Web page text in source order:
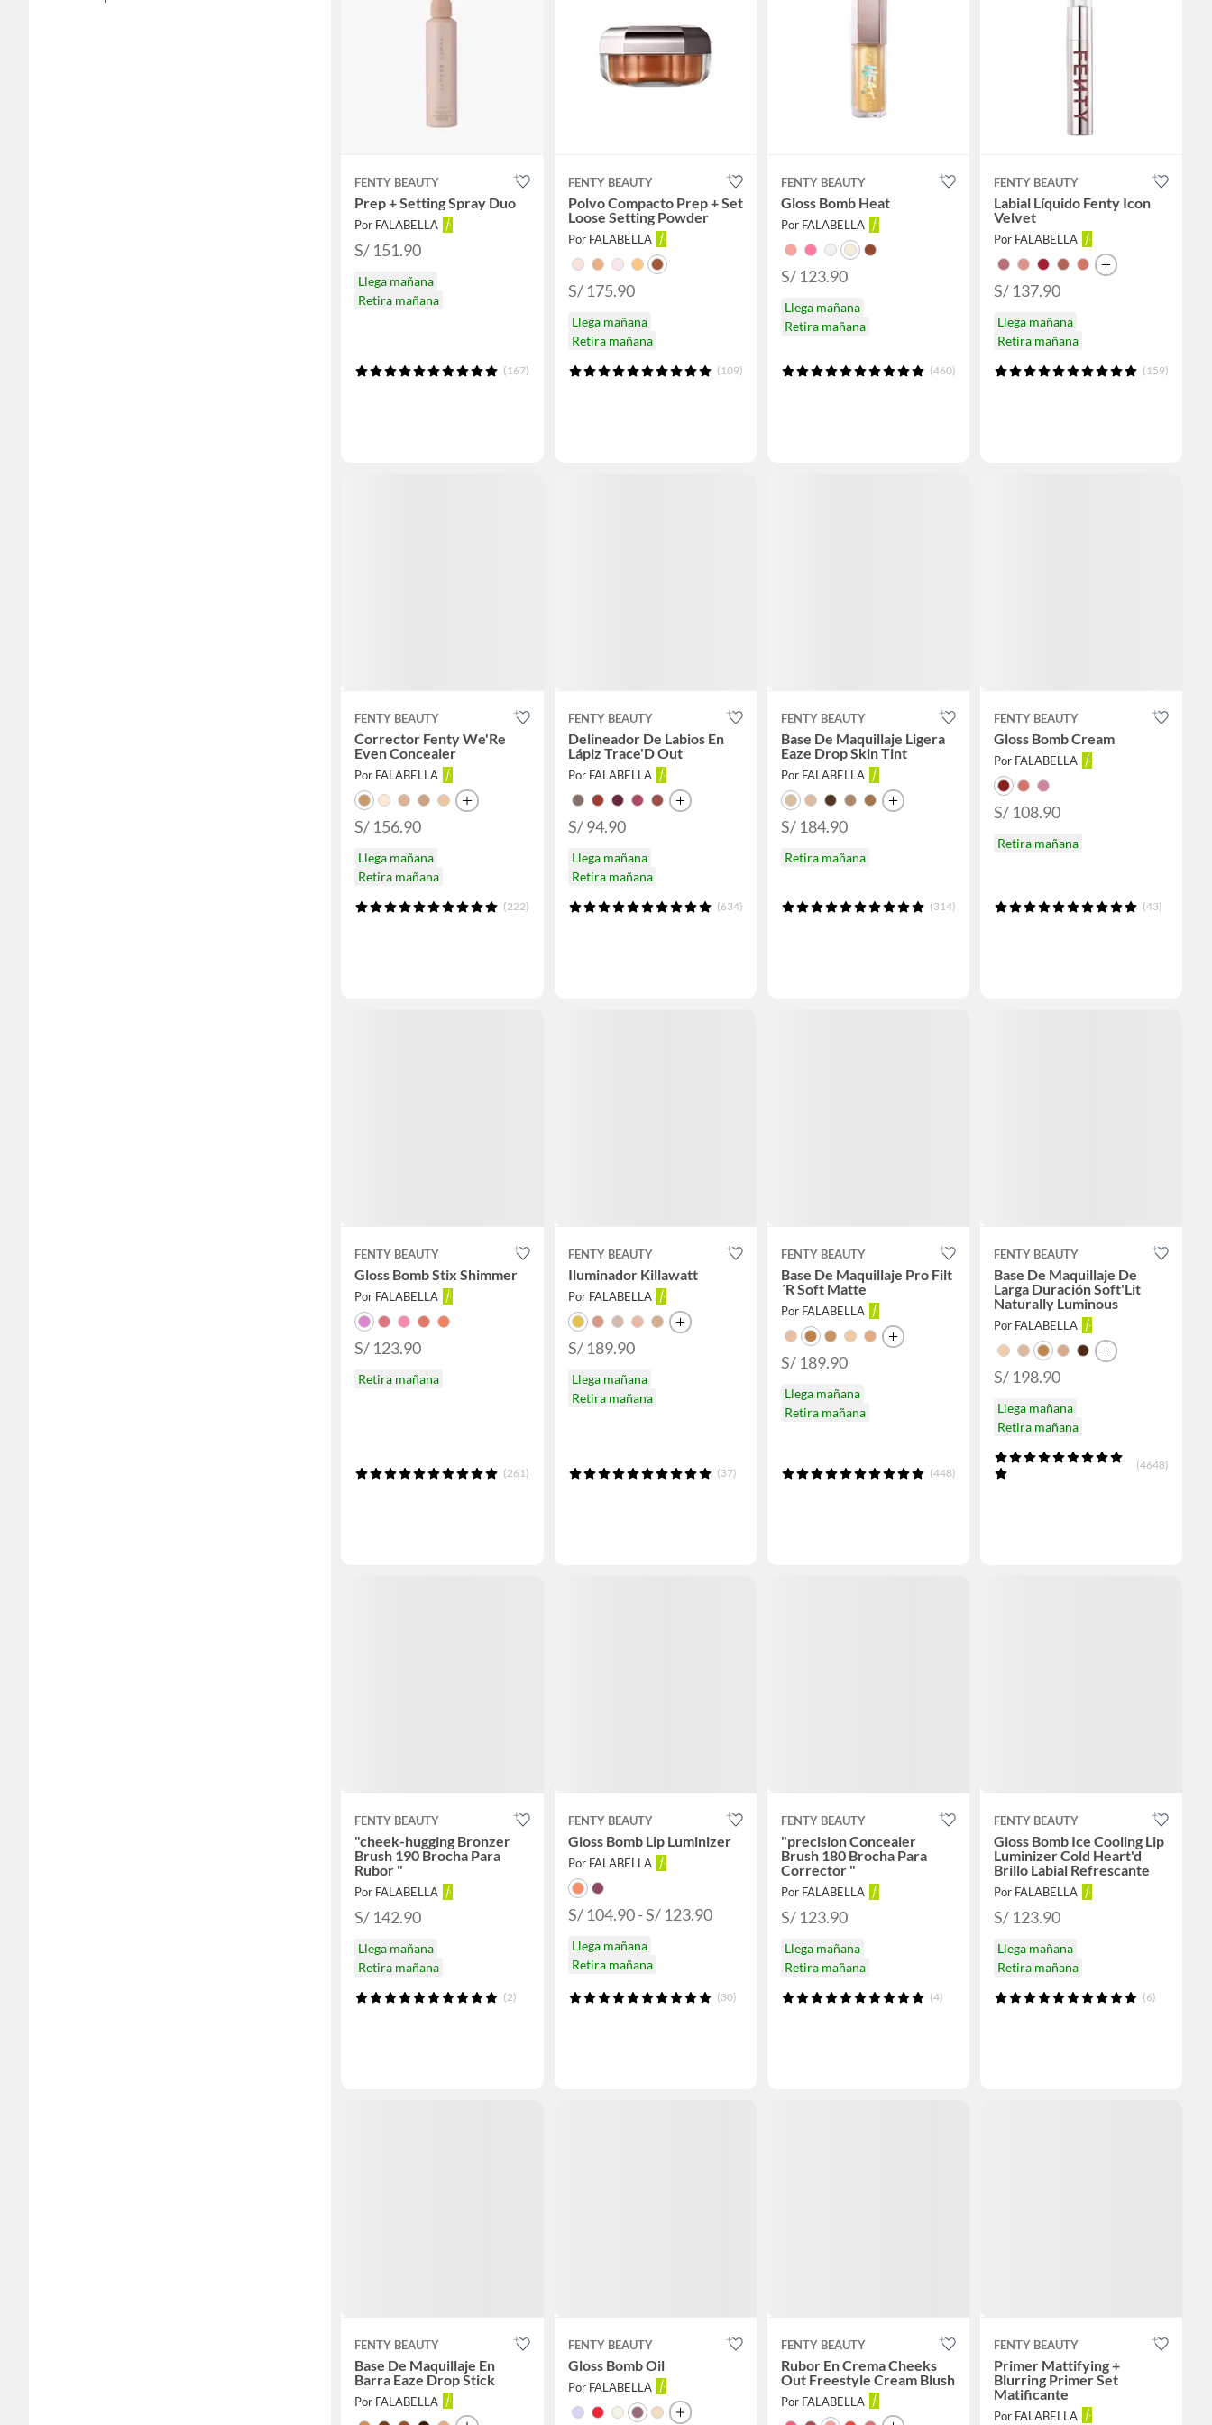
FENTY BEAUTY
Prep + Setting Spray Duo
Por FALABELLA
S/ 151.90
Llega mañana
Retira mañana
(167)
FENTY BEAUTY
Polvo Compacto Prep + Set
Loose Setting Powder
Por FALABELLA
S/ 175.90
Llega mañana
Retira mañana
(109)
FENTY BEAUTY
Gloss Bomb Heat
Por FALABELLA
S/ 123.90
Llega mañana
Retira mañana
(460)
FENTY BEAUTY
Labial Líquido Fenty Icon
Velvet
Por FALABELLA
S/ 137.90
Llega mañana
Retira mañana
(159)
FENTY BEAUTY
Corrector Fenty We'Re
Even Concealer
Por FALABELLA
S/ 156.90
Llega mañana
Retira mañana
(222)
FENTY BEAUTY
Delineador De Labios En
Lápiz Trace'D Out
Por FALABELLA
S/ 94.90
Llega mañana
Retira mañana
(634)
FENTY BEAUTY
Base De Maquillaje Ligera
Eaze Drop Skin Tint
Por FALABELLA
S/ 184.90
Retira mañana
(314)
FENTY BEAUTY
Gloss Bomb Cream
Por FALABELLA
S/ 108.90
Retira mañana
(43)
FENTY BEAUTY
Gloss Bomb Stix Shimmer
Por FALABELLA
S/ 123.90
Retira mañana
(261)
FENTY BEAUTY
Iluminador Killawatt
Por FALABELLA
S/ 189.90
Llega mañana
Retira mañana
(37)
FENTY BEAUTY
Base De Maquillaje Pro Filt
´R Soft Matte
Por FALABELLA
S/ 189.90
Llega mañana
Retira mañana
(448)
FENTY BEAUTY
Base De Maquillaje De
Larga Duración Soft'Lit
Naturally Luminous
Por FALABELLA
S/ 198.90
Llega mañana
Retira mañana
(4648)
FENTY BEAUTY
"cheek-hugging Bronzer
Brush 190 Brocha Para
Rubor "
Por FALABELLA
S/ 142.90
Llega mañana
Retira mañana
(2)
FENTY BEAUTY
Gloss Bomb Lip Luminizer
Por FALABELLA
S/ 104.90 - S/ 123.90
Llega mañana
Retira mañana
(30)
FENTY BEAUTY
"precision Concealer
Brush 180 Brocha Para
Corrector "
Por FALABELLA
S/ 123.90
Llega mañana
Retira mañana
(4)
FENTY BEAUTY
Gloss Bomb Ice Cooling Lip
Luminizer Cold Heart'd
Brillo Labial Refrescante
Por FALABELLA
S/ 123.90
Llega mañana
Retira mañana
(6)
FENTY BEAUTY
Base De Maquillaje En
Barra Eaze Drop Stick
Por FALABELLA
FENTY BEAUTY
Gloss Bomb Oil
Por FALABELLA
FENTY BEAUTY
Rubor En Crema Cheeks
Out Freestyle Cream Blush
Por FALABELLA
FENTY BEAUTY
Primer Mattifying +
Blurring Primer Set
Matificante
Por FALABELLA